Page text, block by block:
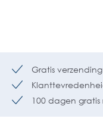
Gratis
100 dagen